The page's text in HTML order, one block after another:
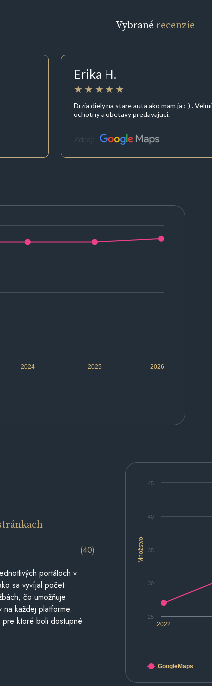
Vybrané recenzie
Erika H.
Drzia diely na stare auta ako mam ja :-) . Velmi
ochotny a obetavy predavajuci.
Zdroj:
2024 2025 2026
Množstvo
2022
30
40
25
35
45
GoogleMaps
(40)
portáloch v
sa vyvíjal počet
čo umožňuje
každej platforme.
ktoré boli dostupné